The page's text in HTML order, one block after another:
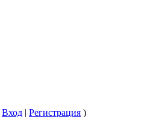
Вход | Регистрация )